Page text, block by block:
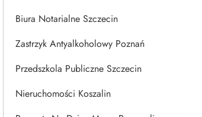
Biura Notarialne Szczecin
Zastrzyk Antyalkoholowy Poznań
Przedszkola Publiczne Szczecin
Nieruchomości Koszalin